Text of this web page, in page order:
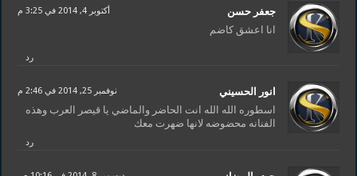
جعفر حسن أكتوبر 4, 2014 في 3:25 م
انا اعشق كاضم
رد
انور الحسيني نوفمبر 25, 2014 في 2:46 م
اسطوره الله الله انت الحاضر والماضي يا قيصر العرب وهذه
الفنانه محضوضه لانها ضهرت معك
رد